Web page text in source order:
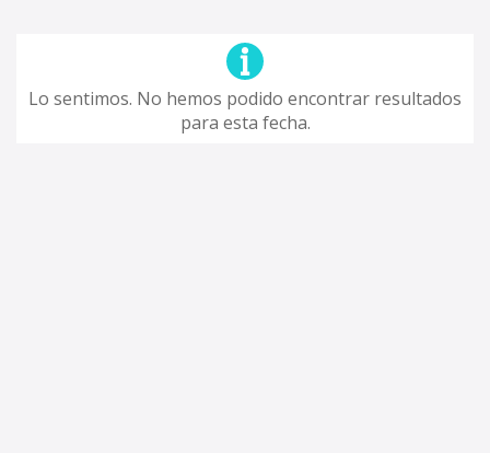
Lo sentimos. No hemos podido encontrar resultados
para esta fecha.